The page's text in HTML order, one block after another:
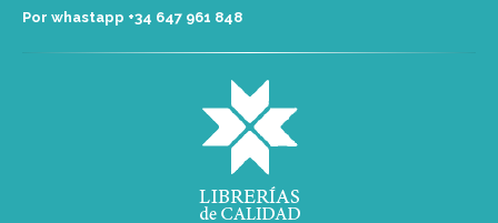
Por whastapp +34 ‭647 961 848‬